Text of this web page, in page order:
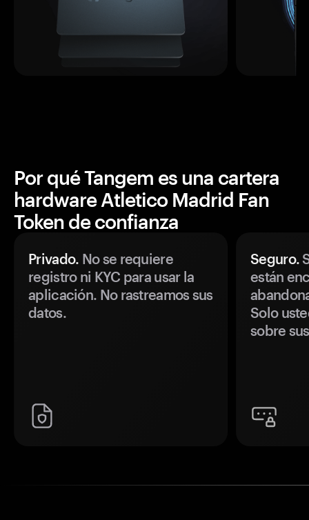
Por qué Tangem es una cartera
hardware Atletico Madrid Fan
Token de confianza
Privado. No se requiere
registro ni KYC para usar la
aplicación. No rastreamos sus
datos.
Seguro.
están
Solo
sobre